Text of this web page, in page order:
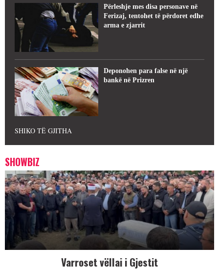
Përleshje mes disa personave në
Ferizaj, tentohet të përdoret edhe
arma e zjarrit
Deponohen para false në një
bankë në Prizren
SHIKO TË GJITHA
SHOWBIZ
Varroset vëllai i Gjestit